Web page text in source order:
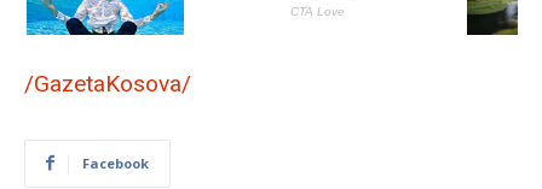
/GazetaKosova/
Facebook